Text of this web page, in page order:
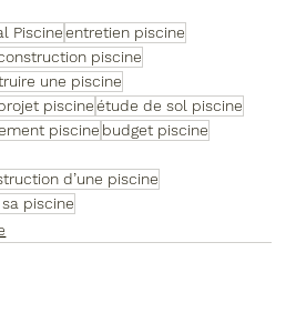
Piscine entretien piscine
piscine
une piscine
piscine étude de sol piscine
piscine budget piscine
d’une piscine
piscine